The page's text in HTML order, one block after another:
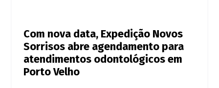
Com nova data, Expedição Novos
Sorrisos abre agendamento para
atendimentos odontológicos em
Porto Velho